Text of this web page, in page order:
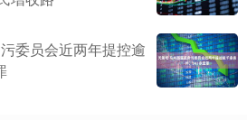
委员会近两年提控逾